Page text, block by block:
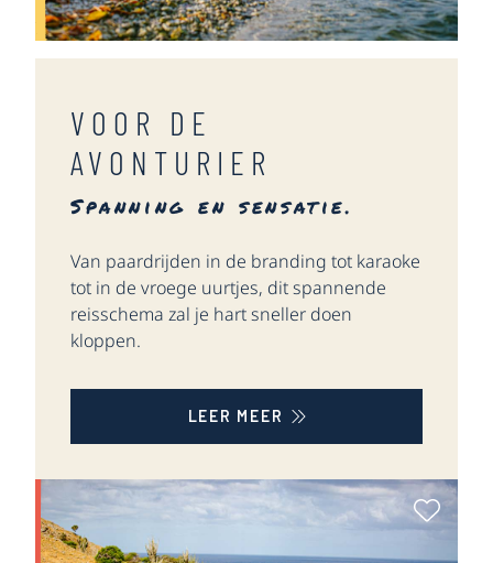
VOOR DE
AVONTURIER
Spanning en sensatie.
Van paardrijden in de branding tot karaoke
tot in de vroege uurtjes, dit spannende
reisschema zal je hart sneller doen
kloppen.
LEER MEER
Als